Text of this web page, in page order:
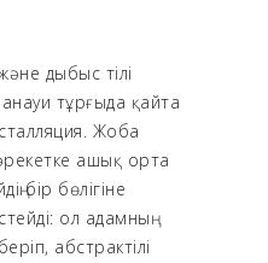
дыбыс тілі
тұрғыда қайта
Жоба
ашық орта
бір бөлігіне
ол адамның
абстрактілі